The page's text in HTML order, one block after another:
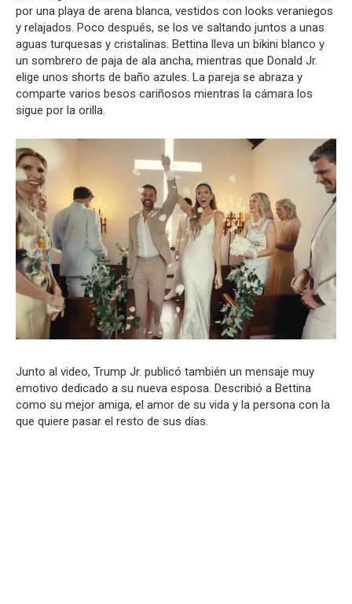
por una playa de arena blanca, vestidos con looks veraniegos
y relajados. Poco después, se los ve saltando juntos a unas
aguas turquesas y cristalinas. Bettina lleva un bikini blanco y
un sombrero de paja de ala ancha, mientras que Donald Jr.
elige unos shorts de baño azules. La pareja se abraza y
comparte varios besos cariñosos mientras la cámara los
sigue por la orilla.
Junto al video, Trump Jr. publicó también un mensaje muy
emotivo dedicado a su nueva esposa. Describió a Bettina
como su mejor amiga, el amor de su vida y la persona con la
que quiere pasar el resto de sus días.